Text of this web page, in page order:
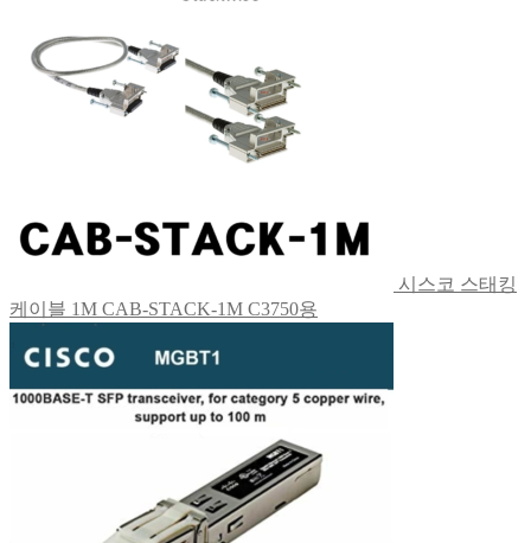
시스코 스태킹
케이블 1M CAB-STACK-1M C3750용